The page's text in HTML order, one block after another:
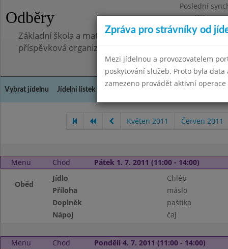
Odběry
Poslední
Pondělí
Základní škola a mateřská škola, Pavlovice u
příspěvková organizace
Vybrat jídelnu Jídelní lístek Kontakty a informace
Květen 2011 Červen 2011
Menu Chod Pátek 1. 7. 2011 (11:00 - 14:00)
Oběd
Jídlo
Chléb
Příloha
máslo
Doplněk
paštika
Nápoj
čaj
Menu Chod Pondělí 4. 7. 2011 (11:00 - 14:00)
Zpráva pro strávníky od
Mezi jídelnou a provozovatelem
poskytování služeb. Proto byla
zamezeno provádět aktivní